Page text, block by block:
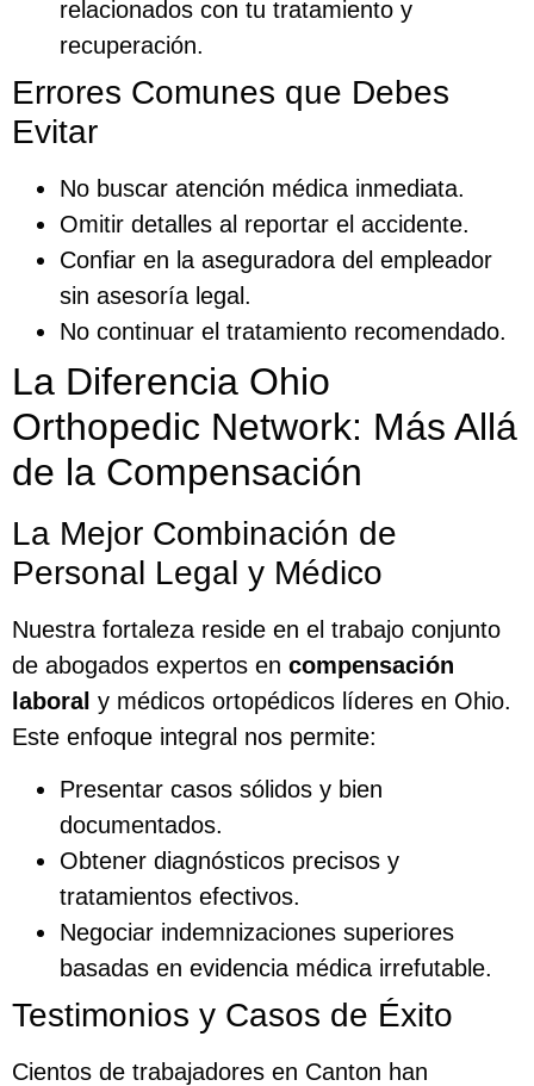
relacionados con tu tratamiento y
recuperación.
Errores Comunes que Debes
Evitar
No buscar atención médica inmediata.
Omitir detalles al reportar el accidente.
Confiar en la aseguradora del empleador
sin asesoría legal.
No continuar el tratamiento recomendado.
La Diferencia Ohio
Orthopedic Network: Más Allá
de la Compensación
La Mejor Combinación de
Personal Legal y Médico
Nuestra fortaleza reside en el trabajo conjunto
de abogados expertos en compensación
laboral y médicos ortopédicos líderes en Ohio.
Este enfoque integral nos permite:
Presentar casos sólidos y bien
documentados.
Obtener diagnósticos precisos y
tratamientos efectivos.
Negociar indemnizaciones superiores
basadas en evidencia médica irrefutable.
Testimonios y Casos de Éxito
Cientos de trabajadores en Canton han